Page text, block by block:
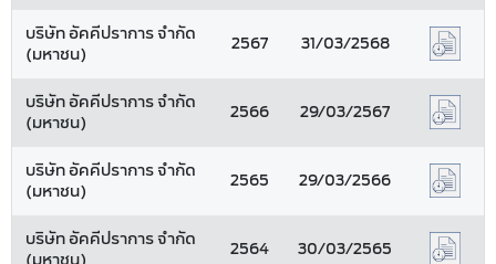
บริษัท อัคคีปราการ จำกัด
(มหาชน)
2567 31/03/2568
บริษัท อัคคีปราการ จำกัด
(มหาชน)
2566 29/03/2567
บริษัท อัคคีปราการ จำกัด
(มหาชน)
2565 29/03/2566
บริษัท อัคคีปราการ จำกัด
2564 30/03/2565